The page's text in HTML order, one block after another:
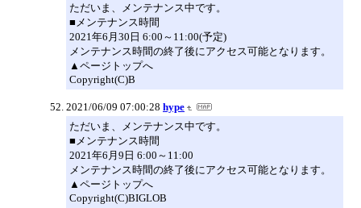
ただいま、メンテナンス中です。
■メンテナンス時間
2021年6月30日 6:00～11:00(予定)
メンテナンス時間の終了後にアクセス可能となります。
▲ページトップへ
Copyright(C)B
2021/06/09 07:00:28 hype
ただいま、メンテナンス中です。
■メンテナンス時間
2021年6月9日 6:00～11:00
メンテナンス時間の終了後にアクセス可能となります。
▲ページトップへ
Copyright(C)BIGLOB